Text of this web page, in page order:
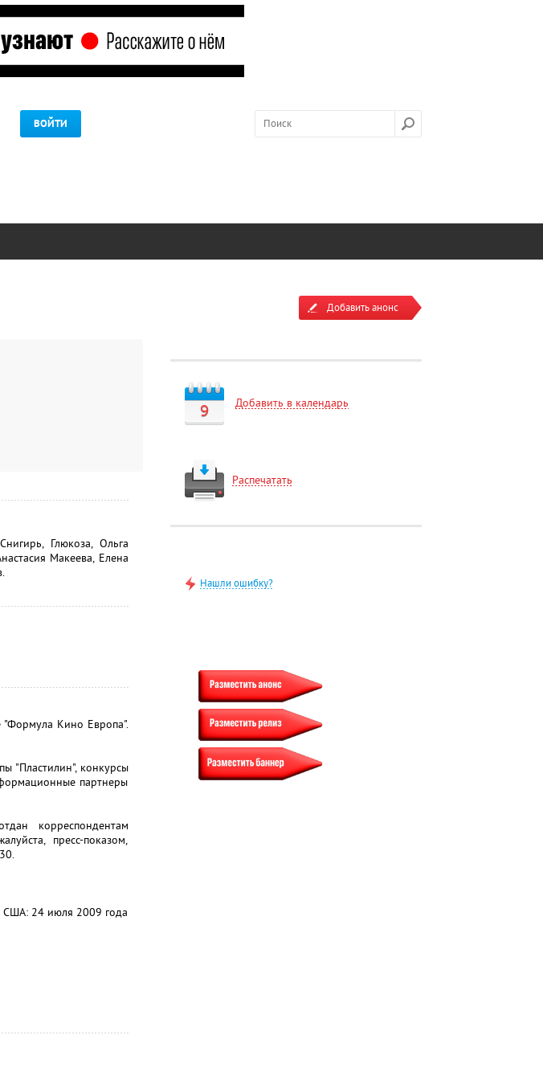
ВОЙТИ
Глюкоза, Ольга
Макеева, Елена
"Формула Кино Европа".
"Пластилин", конкурсы
партнеры
корреспондентам
пресс-показом,
США: 24 июля 2009 года
Добавить анонс
9 Добавить в календарь
Распечатать
Нашли ошибку?